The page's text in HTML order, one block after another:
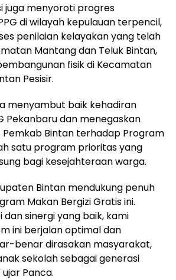
juga menyoroti progres
di wilayah kepulauan terpencil,
penilaian kelayakan yang telah
Mantang dan Teluk Bintan,
fisik di Kecamatan
Pesisir.
menyambut baik kehadiran
Pekanbaru dan menegaskan
Bintan terhadap Program
satu program prioritas yang
bagi kesejahteraan warga.
Bintan mendukung penuh
Makan Bergizi Gratis ini.
dan sinergi yang baik, kami
ini berjalan optimal dan
benar dirasakan masyarakat,
sekolah sebagai generasi
Panca.